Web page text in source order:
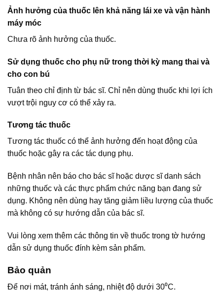
Ảnh hưởng của thuốc lên khả năng lái xe và vận hành
máy móc
Chưa rõ ảnh hưởng của thuốc.
Sử dụng thuốc cho phụ nữ trong thời kỳ mang thai và
cho con bú
Tuân theo chỉ định từ bác sĩ. Chỉ nên dùng thuốc khi lợi ích
vượt trội nguy cơ có thể xảy ra.
Tương tác thuốc
Tương tác thuốc có thể ảnh hưởng đến hoạt động của
thuốc hoặc gây ra các tác dụng phụ.
Bệnh nhân nên báo cho bác sĩ hoặc dược sĩ danh sách
những thuốc và các thực phẩm chức năng bạn đang sử
dụng. Không nên dùng hay tăng giảm liều lượng của thuốc
mà không có sự hướng dẫn của bác sĩ.
Vui lòng xem thêm các thông tin về thuốc trong tờ hướng
dẫn sử dụng thuốc đính kèm sản phẩm.
Bảo quản
Để nơi mát, tránh ánh sáng, nhiệt độ dưới 30⁰C.